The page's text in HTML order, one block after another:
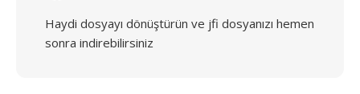
Haydi dosyayı dönüştürün ve jfi dosyanızı hemen
sonra indirebilirsiniz